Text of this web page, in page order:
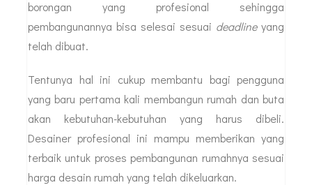
borongan yang profesional sehingga
pembangunannya bisa selesai sesuai deadlineyang
telah dibuat.
Tentunya hal ini cukup membantu bagi pengguna
yang baru pertama kali membangun rumah dan buta
akan kebutuhan-kebutuhan yang harus dibeli.
Desainer profesional ini mampu memberikan yang
terbaik untuk proses pembangunan rumahnya sesuai
harga desain rumah yang telah dikeluarkan.